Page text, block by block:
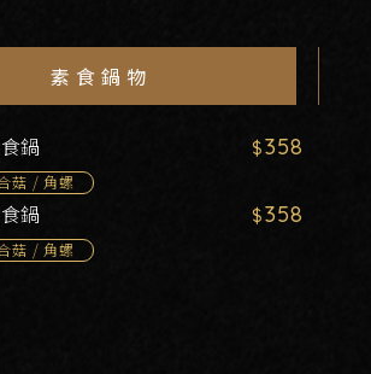
素食鍋物
鍋
菇 / 角螺
358
鍋
菇 / 角螺
358